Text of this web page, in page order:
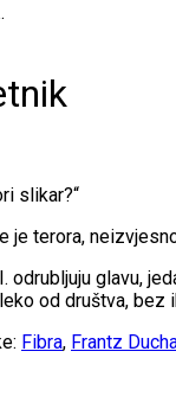
slikar?“
je terora,
odrubljuju glavu,
od društva, bez
Fibra, Frantz